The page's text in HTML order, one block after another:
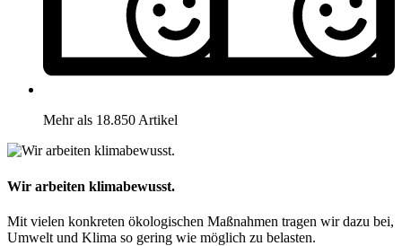
Mehr als 18.850 Artikel
Wir arbeiten klimabewusst.
Mit vielen konkreten ökologischen Maßnahmen tragen wir dazu bei,
Umwelt und Klima so gering wie möglich zu belasten.